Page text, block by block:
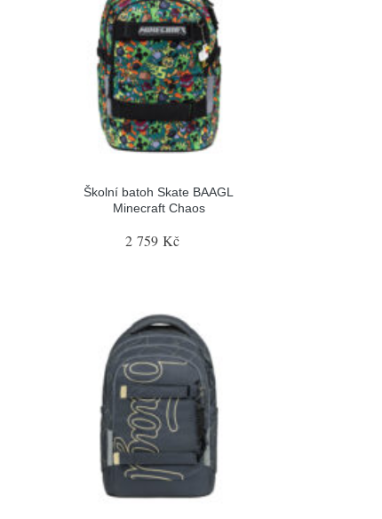
Školní batoh Skate BAAGL
Minecraft Chaos
2 759 Kč